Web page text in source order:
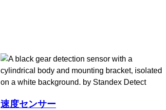
速度センサー